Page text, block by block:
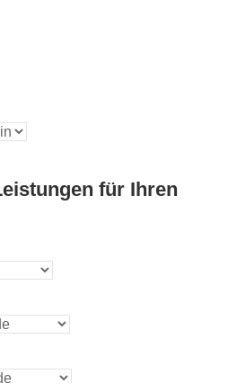
für Ihren